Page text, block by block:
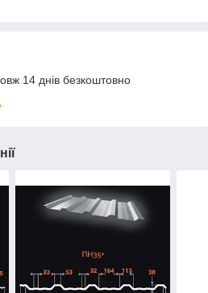
14 днів безкоштовно